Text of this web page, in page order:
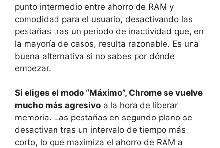
punto intermedio entre ahorro de RAM y
comodidad para el usuario, desactivando las
pestañas tras un periodo de inactividad que, en
la mayoría de casos, resulta razonable. Es una
buena alternativa si no sabes por dónde
empezar.
Si eliges el modo “Máximo”, Chrome se vuelve
mucho más agresivo a la hora de liberar
memoria. Las pestañas en segundo plano se
desactivan tras un intervalo de tiempo más
corto, lo que maximiza el ahorro de RAM a